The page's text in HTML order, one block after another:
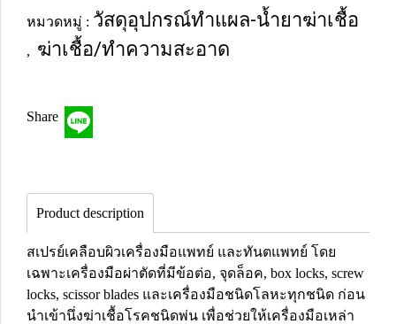
หมวดหมู่ : วัสดุอุปกรณ์ทำแผล-น้ำยาฆ่าเชื้อ
, ฆ่าเชื้อ/ทำความสะอาด
Share
Product description
สเปรย์เคลือบผิวเครื่องมือแพทย์ และทันตแพทย์ โดย
เฉพาะเครื่องมือผ่าตัดที่มีข้อต่อ, จุดล็อค, box locks, screw
locks, scissor blades และเครื่องมือชนิดโลหะทุกชนิด ก่อน
นำเข้านึ่งฆ่าเชื้อโรคชนิดพ่น เพื่อช่วยให้เครื่องมือเหล่า